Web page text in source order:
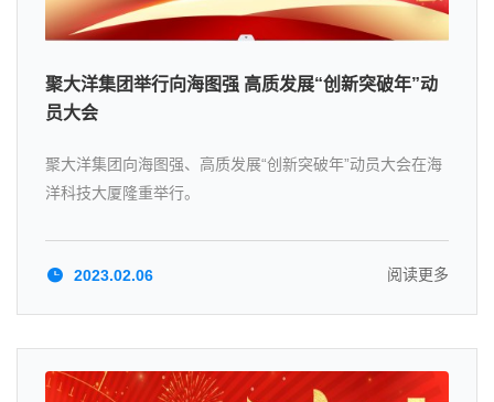
聚大洋集团举行向海图强 高质发展“创新突破年”动
员大会
聚大洋集团向海图强、高质发展“创新突破年”动员大会在海
洋科技大厦隆重举行。
2023.02.06 阅读更多